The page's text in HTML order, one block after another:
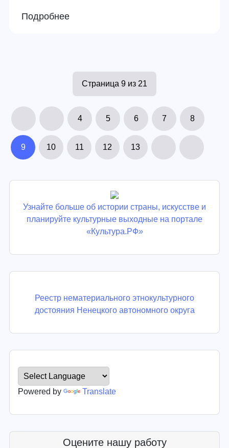
Подробнее
Страница 9 из 21
4 5 6 7 8
9 10 11 12 13
Узнайте больше об истории страны, искусстве и
планируйте культурные выходные на портале
«Культура.РФ»
Реестр нематериального этнокультурного
достояния Ненецкого автономного округа
Powered by Translate
Оцените нашу работу